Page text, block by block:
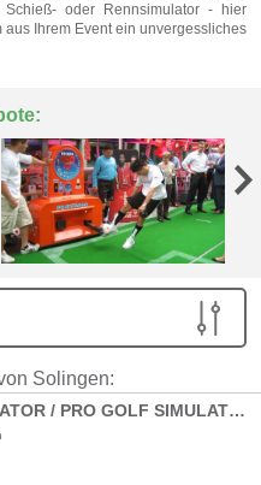
oder Rennsimulator - hier
Ihrem Event ein unvergessliches
Solingen:
GOLF SIMULATOR / PRO GOLF SIMULATION